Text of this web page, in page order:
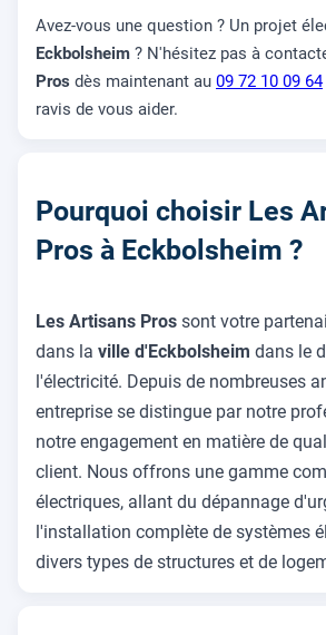
Avez-vous une question ? Un projet
Eckbolsheim ? N'hésitez pas à
Pros dès maintenant au 09 72 10 09 64
ravis de vous aider.
Pourquoi choisir Les
Pros à Eckbolsheim ?
Les Artisans Pros sont votre
dans la ville d'Eckbolsheim dans le
l'électricité. Depuis de nombreuses
entreprise se distingue par notre
notre engagement en matière de
client. Nous offrons une gamme
électriques, allant du dépannage
l'installation complète de systèmes
divers types de structures et de